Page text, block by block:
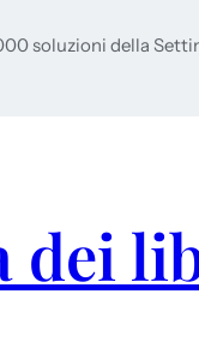
soluzioni della
dei